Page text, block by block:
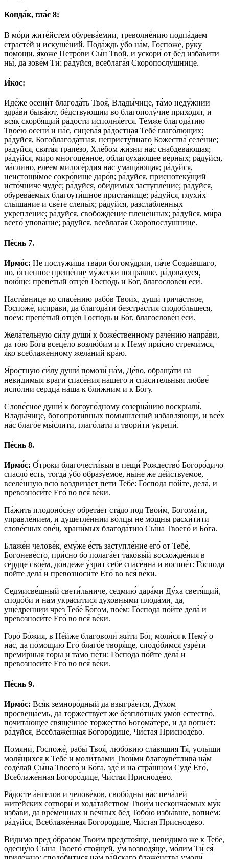
Конда́к, гла́с 8:
В мо́ри жите́йстем обурева́емии, треволне́нию подпа́даем
страсте́й и искуше́ний. Пода́ждь у́бо на́м, Госпоже́, ру́ку
по́мощи, я́коже Петро́ви Сы́н Тво́й, и ускори́ от бе́д изба́вити
ны́, да зове́м Ти́: ра́дуйся, всеблага́я Скоропослу́шнице.
И́кос:
Иде́же осени́т благода́ть Твоя́, Влады́чице, та́мо неду́жнии
здра́ви быва́ют, бе́дствующии во благополу́чие прихо́дят, и
вся́к скорбя́щий ра́дости исполня́ется. Те́мже благода́тию
Твое́ю осени́ и на́с, сицева́я ра́достная Тебе́ глаго́лющих:
ра́дуйся, Богоблагода́тная, непристу́пнаго Божества́ селе́ние;
ра́дуйся, свята́я трапе́зо, Хле́бом жи́зни на́с снабдева́ющая;
ра́дуйся, ми́ро многоце́нное, облагоуха́ющее ве́рных; ра́дуйся,
ма́слино, еле́ем милосе́рдия на́с умаща́ющая; ра́дуйся,
неистощи́мое сокро́вище даро́в; ра́дуйся, приснотеку́щий
исто́чниче чуде́с; ра́дуйся, оби́димых заступле́ние; ра́дуйся,
обурева́емых благоути́шное приста́нище; ра́дуйся, глухи́х
слы́шание и све́те слепы́х; ра́дуйся, разсла́бленных
укрепле́ние; ра́дуйся, свобожде́ние плене́нных; ра́дуйся, ми́ра
всего́ упова́ние; ра́дуйся, всеблага́я Скоропослу́шнице.
Пе́снь 7.
Ирмо́с: Не послужи́ша тва́ри богому́дрии, па́че Созда́вшаго,
но, о́гненное преще́ние му́жески попра́вше, ра́довахуся,
пою́ще: препе́тый отце́в Госпо́дь и Бо́г, благослове́н еси́.
Наста́внице ко спасе́нию рабо́в Твои́х, души́ трича́стное,
Госпоже́, испра́ви, да благода́ти безстра́стия сподо́бльшеся,
пое́м: препе́тый отце́в Госпо́дь и Бо́г, благослове́н еси́.
Жела́тельную си́лу души́ к боже́ственному раче́нию напра́ви,
да то́ю Бо́га всеце́ло возлю́бим и к Нему́ при́сно стреми́мся,
я́ко всеблаже́нному жела́ний кра́ю.
Я́ростную си́лу души́ помози́ на́м, Де́во, обраща́ти на
неви́димыя враги́ спасе́ния на́шего и спаси́тельныя любве́
испо́лни сердца́ на́ша к бли́жним и к Бо́гу.
Слове́сное души́ к богоуго́дному созерца́нию воскрыли́,
Влады́чице, богопроти́вных помышле́ний избавля́ющи, и все́х
на́с благо́е мы́слити, глаго́лати и твори́ти укрепи́.
Пе́снь 8.
Ирмо́с: О́троки благочести́выя в пещи́ Рождество́ Богоро́дичо
спасло́ е́сть, тогда́ у́бо образу́емое, ны́не же де́йствуемое,
вселе́нную всю́ воздвиза́ет пе́ти Тебе́: Го́спода по́йте, дела́, и
превозноси́те Его́ во вся́ ве́ки.
Па́жить плодоно́сну обрета́ет ста́до под Твои́м, Богома́ти,
управле́нием, и душетле́ннии во́лцы не мо́щны расхи́тити
слове́сных ове́ц, храни́мых благода́тию Сы́на Твоего́ и Бо́га.
Блаже́н челове́к, ему́же е́сть заступле́ние его́ от Тебе́,
Богоневе́сто, при́сно бо полага́ет таковы́й восхожде́ния в
се́рдце свое́м, до́ндеже у́зрит себе́ спасе́нна и воспое́т: Го́спода
по́йте дела́ и превозноси́те Его́ во вся́ ве́ки.
Седмисве́щный свети́льниче, седмию́ дара́ми Ду́ха светя́щий,
сподо́би и на́м украси́тися духо́вными плода́ми, да,
уще́дреннии чрез Тебе́ Бо́гом, пое́м: Го́спода по́йте дела́ и
превозноси́те Его́ во вся́ ве́ки.
Горо́ Бо́жия, в Не́йже благоволи́ жи́ти Бо́г, моли́ся к Нему́ о
на́с, да по́мощию Его́ благо́е творя́ще, сподо́бимся узре́ти
преми́рныя го́ры и та́мо пе́ти: Го́спода по́йте дела́ и
превозноси́те Его́ во вся́ ве́ки.
Пе́снь 9.
Ирмо́с: Вся́к земноро́дный да взыгра́ется, Ду́хом
просвеща́емь, да торжеству́ет же безпло́тных умо́в естество́,
почита́ющее свяще́нное торжество́ Богома́тере, и да вопие́т:
ра́дуйся, Всеблаже́нная Богоро́дице, Чи́стая Присноде́во.
Помяни́, Госпоже́, рабы́ Твоя́, любо́вию сла́вящия Тя́, услы́ши
моля́щихся к Тебе́ и моли́твами Твои́ми благоуве́тлива на́м
соде́лай Сы́на Твоего́ и Бо́га, зде́ и на стра́шном Суде́ Его́,
Всеблаже́нная Богоро́дице, Чи́стая Присноде́во.
Ра́досте а́нгелов и челове́ков, свобо́дны на́с печа́лей
жите́йских сотвори́ и хода́тайством Твои́м несконча́емых му́к
изба́ви, да вре́менных и ве́чных бе́д Тобо́ю избы́вше, вопие́м:
ра́дуйся, Всеблаже́нная Богоро́дице, Чи́стая Присноде́во.
Ви́димо пред о́бразом Твои́м предстоя́ще, неви́димо же к Тебе́,
одесну́ю Сы́на Твоего́ стоя́щей, у́м возводя́ще, мо́лим Ти́ ся́